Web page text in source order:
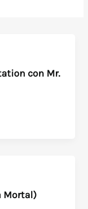
con Mr.
Mortal)